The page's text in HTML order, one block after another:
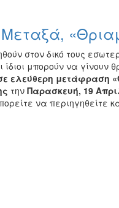
στον δικό τους
ίδιοι μπορούν να
ελεύθερη μετάφραση
την Παρασκευή, 19
να περιηγηθείτε